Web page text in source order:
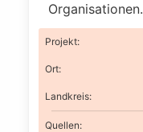
Organisationen.
Projekt:
Ort:
Landkreis:
Quellen: